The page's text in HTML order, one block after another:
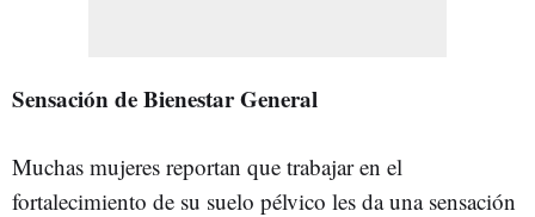
Sensación de Bienestar General
Muchas mujeres reportan que trabajar en el
fortalecimiento de su suelo pélvico les da una sensación